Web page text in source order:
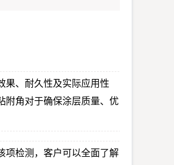
果、耐久性及实际应用性
附角对于确保涂层质量、优
项检测，客户可以全面了解